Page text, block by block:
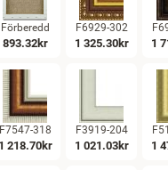
Förberedd
893.32kr
F6929-302
1 325.30kr 1
F7547-318
1 218.70kr
F3919-204
1 021.03kr 1